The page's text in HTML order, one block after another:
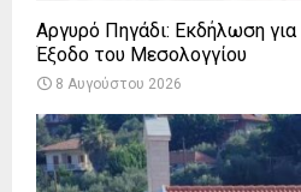
Αργυρό Πηγάδι: Εκδήλωση
Έξοδο του Μεσολογγίου
8 Αυγούστου 2026